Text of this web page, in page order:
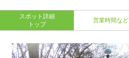
スポット詳細
トップ
営業時間など